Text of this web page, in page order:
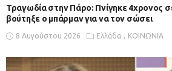
Τραγωδία στην Πάρο: Πνίγηκε 4χρονος
βούτηξε ο μπάρμαν για να τον σώσει
8 Αυγούστου 2026 Ελλάδα ΚΟΙΝΩΝΙΑ